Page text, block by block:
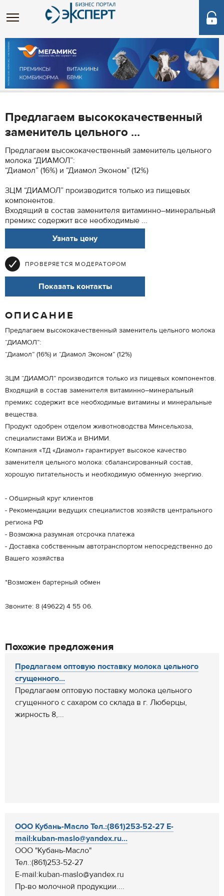
Предлагаем высококачественный
заменитель цельного ...
Предлагаем высококачественный заменитель цельного
молока “ДИАМОЛ”:
“Диамол” (16%) и “Диамол Эконом” (12%)
ЗЦМ “ДИАМОЛ” производится только из пищевых
компонентов.
Входящий в состав заменителя витаминно–минеральный
премикс содержит все необходимые ...
Узнать цену
ПРОВЕРЯЕТСЯ МОДЕРАТОРОМ
Показать контакты
ОПИСАНИЕ
Предлагаем высококачественный заменитель цельного молока
“ДИАМОЛ”:
“Диамол” (16%) и “Диамол Эконом” (12%)
ЗЦМ “ДИАМОЛ” производится только из пищевых компонентов.
Входящий в состав заменителя витаминно–минеральный
премикс содержит все необходимые витамины и минеральные
вещества.
Продукт одобрен отделом животноводства Минсельхоза,
специалистами ВИЖа и ВНИМИ.
Компания «ТД «Диамол» гарантирует высокое качество
заменителя цельного молока: сбалансированный состав,
хорошую питательность и необходимую обменную энергию.
- Обширный круг клиентов
- Рекомендации ведущих специалистов хозяйств центрального
региона РФ
- Возможна разумная отсрочка платежа
- Доставка собственным автотранспортом непосредственно до
Вашего хозяйства
*Возможен бартерный обмен
Звоните: 8 (49622) 4 55 06.
Похожие предложения
Предлагаем оптовую поставку молока цельного
сгущенного...
Предлагаем оптовую поставку молока цельного
сгущенного с сахаром со склада в г. Люберцы,
жирность 8,...
ООО Кубань-Масло Тел.:(861)253-52-27 E-
mail:kuban-maslo@yandex.ru...
ООО "Кубань-Масло"
Тел.:(861)253-52-27
E-mail:kuban-maslo@yandex.ru
Пр-во молочной продукции....